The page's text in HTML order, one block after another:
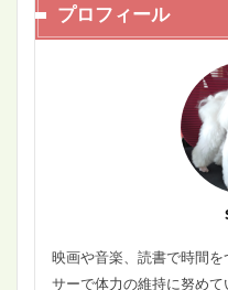
プロフィール
映画や音楽、読書で時間
サーで体力の維持に努め